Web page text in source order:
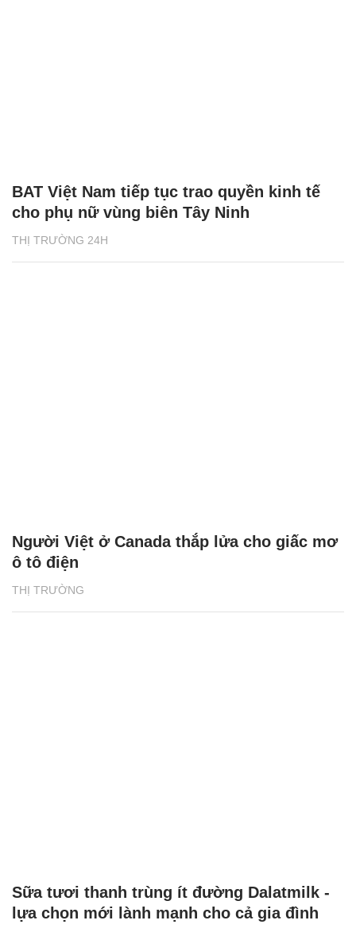
THỊ TRƯỜNG 24H
BAT Việt Nam tiếp tục trao quyền kinh tế
cho phụ nữ vùng biên Tây Ninh
THỊ TRƯỜNG
Người Việt ở Canada thắp lửa cho giấc mơ
ô tô điện
Sữa tươi thanh trùng ít đường Dalatmilk -
lựa chọn mới lành mạnh cho cả gia đình